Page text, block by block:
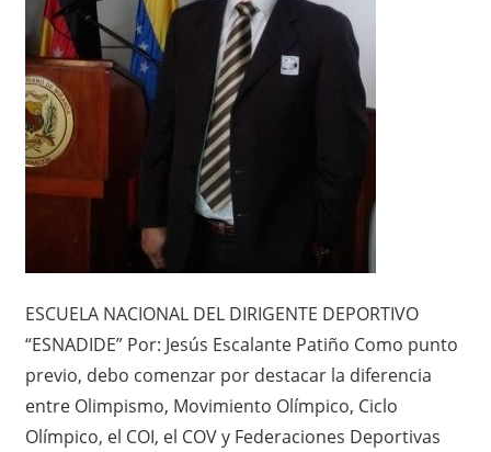
ESCUELA NACIONAL DEL DIRIGENTE DEPORTIVO
“ESNADIDE” Por: Jesús Escalante Patiño Como punto
previo, debo comenzar por destacar la diferencia
entre Olimpismo, Movimiento Olímpico, Ciclo
Olímpico, el COI, el COV y Federaciones Deportivas